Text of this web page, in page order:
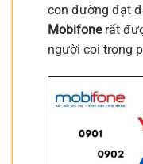
con đường đạt
Mobifonerất
người coi trọng